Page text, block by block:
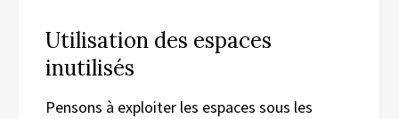
Utilisation des espaces
inutilisés
Pensons à exploiter les espaces sous les